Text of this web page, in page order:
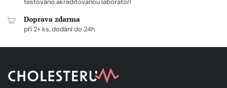
Doprava zdarma
při 2+ ks, dodání do 24h